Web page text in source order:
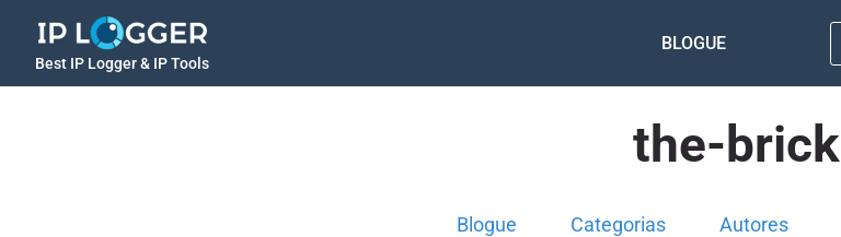
Best IP Logger & IP Tools
BLOGUE
the-brick
Blogue Categorias Autores